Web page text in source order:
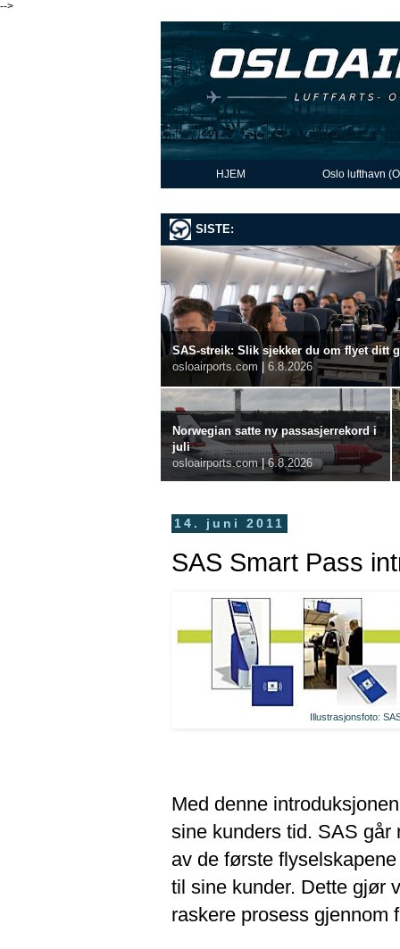
-->
HJEM Oslo lufthavn
SISTE:
SAS-streik: Slik sjekker du om flyet ditt
osloairports.com | 6.8.2026
Norwegian satte ny passasjerrekord i
juli
osloairports.com | 6.8.2026
14. juni 2011
SAS Smart Pass
Illustrasjonsfoto:
Med denne
sine kunders tid. SAS går
av de første
til sine kunder. Dette gjør
raskere prosess gjennom